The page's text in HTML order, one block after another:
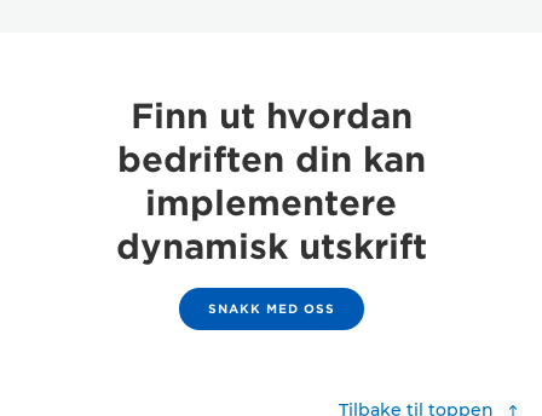
Finn ut hvordan
bedriften din kan
implementere
dynamisk utskrift
SNAKK MED OSS
Tilbake til toppen